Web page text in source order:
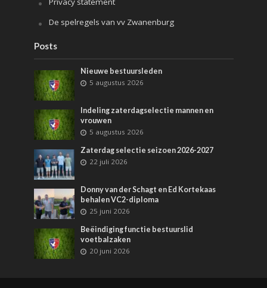
De spelregels van vv Zwanenburg
Posts
Nieuwe bestuursleden
5 augustus 2026
Indeling zaterdagselectie mannen en
vrouwen
5 augustus 2026
Zaterdag selectie seizoen 2026-2027
22 juli 2026
Donny van der Schagt en Ed Kortekaas
behalen VC2-diploma
25 juni 2026
Beëindiging functie bestuurslid
voetbalzaken
20 juni 2026